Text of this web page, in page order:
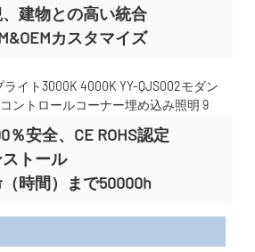
建物との高い統合
カスタマイズ
％安全、CE ROHS認定
トール
時間）まで50000h